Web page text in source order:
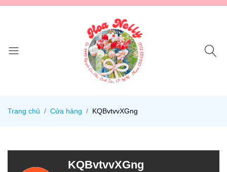
Trang chủ Cửa hàng KQBvtvvXGng
KQBvtvvXGng